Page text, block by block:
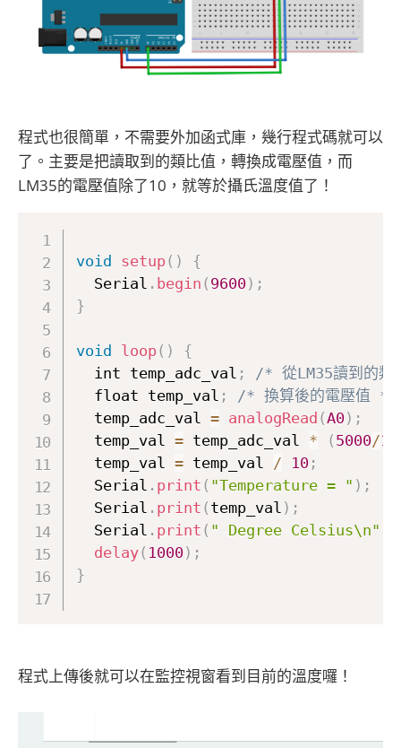
程式也很簡單，不需要外加函式庫，幾行程式碼就可以
了。主要是把讀取到的類比值，轉換成電壓值，而
LM35的電壓值除了10，就等於攝氏溫度值了！
void setup( )
{
  Serial
. begin ( 9600) ;
}
void loop( )
{
  int temp_adc_val
;
/* 從LM35讀到的
  float temp_val
;
/* 換算後的電壓值 */
  temp_adc_val
= analogRead (A0) ;
  temp_val
= temp_adc_val * ( 5000/
  temp_val
= temp_val / 10;
  Serial
. print ( "Temperature = " ) ;
  Serial
. print ( temp_val ) ;
  Serial
. print ( " Degree Celsius\n"
delay( 1000) ;
}
程式上傳後就可以在監控視窗看到目前的溫度囉！